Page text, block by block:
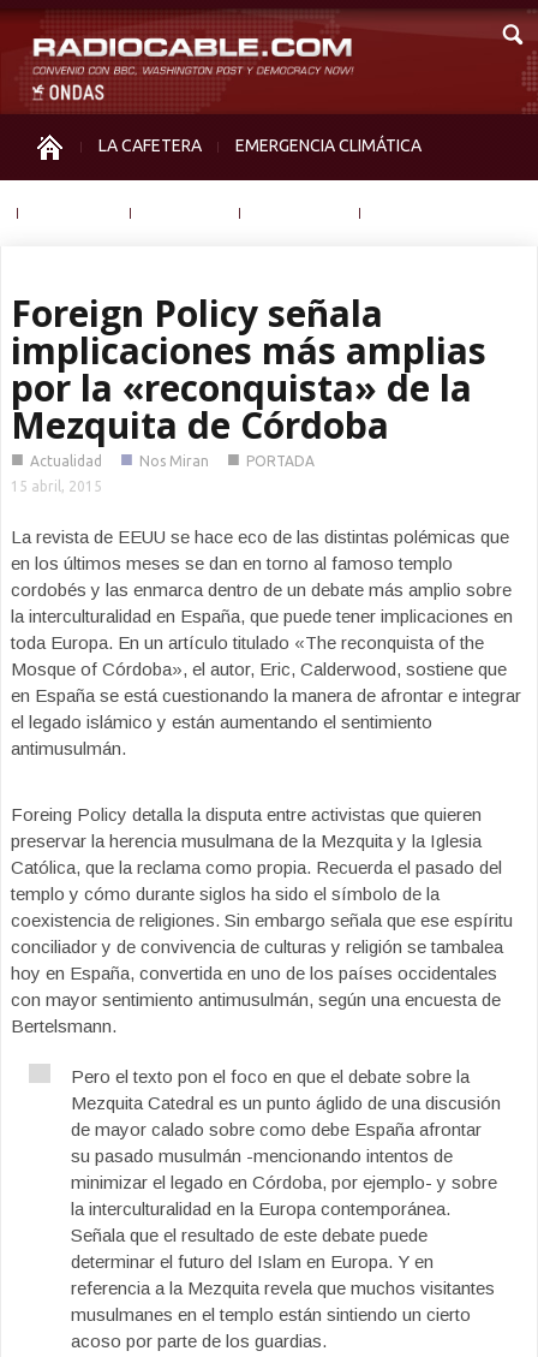
LA CAFETERA EMERGENCIA CLIMÁTICA
Foreign Policy señala
implicaciones más amplias
por la «reconquista» de la
Mezquita de Córdoba
■ Actualidad ■ Nos Miran ■ PORTADA
15 abril, 2015
La revista de EEUU se hace eco de las distintas polémicas que
en los últimos meses se dan en torno al famoso templo
cordobés y las enmarca dentro de un debate más amplio sobre
la interculturalidad en España, que puede tener implicaciones en
toda Europa. En un artículo titulado «The reconquista of the
Mosque of Córdoba», el autor, Eric, Calderwood, sostiene que
en España se está cuestionando la manera de afrontar e integrar
el legado islámico y están aumentando el sentimiento
antimusulmán.
Foreing Policy detalla la disputa entre activistas que quieren
preservar la herencia musulmana de la Mezquita y la Iglesia
Católica, que la reclama como propia. Recuerda el pasado del
templo y cómo durante siglos ha sido el símbolo de la
coexistencia de religiones. Sin embargo señala que ese espíritu
conciliador y de convivencia de culturas y religión se tambalea
hoy en España, convertida en uno de los países occidentales
con mayor sentimiento antimusulmán, según una encuesta de
Bertelsmann.
Pero el texto pon el foco en que el debate sobre la
Mezquita Catedral es un punto áglido de una discusión
de mayor calado sobre como debe España afrontar
su pasado musulmán -mencionando intentos de
minimizar el legado en Córdoba, por ejemplo- y sobre
la interculturalidad en la Europa contemporánea.
Señala que el resultado de este debate puede
determinar el futuro del Islam en Europa. Y en
referencia a la Mezquita revela que muchos visitantes
musulmanes en el templo están sintiendo un cierto
acoso por parte de los guardias.